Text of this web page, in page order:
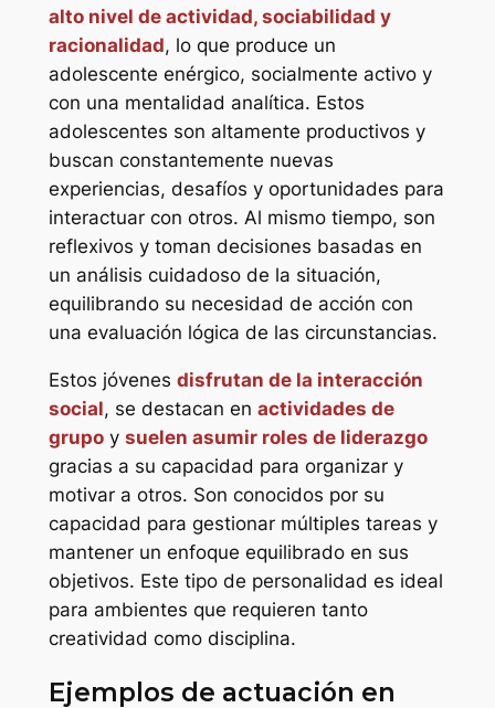
alto nivel de actividad, sociabilidad y
racionalidad, lo que produce un
adolescente enérgico, socialmente activo y
con una mentalidad analítica. Estos
adolescentes son altamente productivos y
buscan constantemente nuevas
experiencias, desafíos y oportunidades para
interactuar con otros. Al mismo tiempo, son
reflexivos y toman decisiones basadas en
un análisis cuidadoso de la situación,
equilibrando su necesidad de acción con
una evaluación lógica de las circunstancias.
Estos jóvenes disfrutan de la interacción
social, se destacan en actividades de
grupoy suelen asumir roles de liderazgo
gracias a su capacidad para organizar y
motivar a otros. Son conocidos por su
capacidad para gestionar múltiples tareas y
mantener un enfoque equilibrado en sus
objetivos. Este tipo de personalidad es ideal
para ambientes que requieren tanto
creatividad como disciplina.
Ejemplos de actuación en